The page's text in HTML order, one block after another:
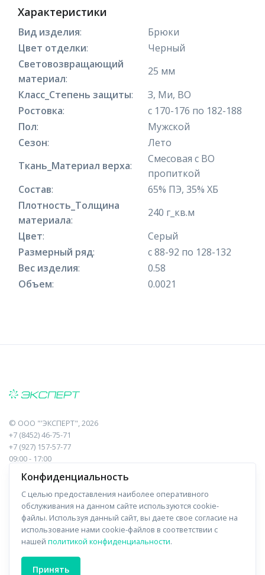
Характеристики
Вид изделия:
Брюки
Цвет отделки:
Черный
Световозвращающий
материал:
25 мм
Класс_Степень защиты:
З, Ми, ВО
Ростовка:
с 170-176 по 182-188
Пол:
Мужской
Сезон:
Лето
Ткань_Материал верха:
Смесовая с ВО
пропиткой
Состав:
65% ПЭ, 35% ХБ
Плотность_Толщина
материала:
240 г_кв.м
Цвет:
Серый
Размерный ряд:
с 88-92 по 128-132
Вес изделия:
0.58
Объем: 0.0021
© ООО "'ЭКСПЕРТ", 2026
+7 (8452) 46-75-71
+7 (927) 157-57-77
09:00 - 17:00
410017, Саратов, Пугачева, 10 к1, оф.23
Навигация
Прайс-лист
Отзывы
Форма связи
Информация
О компании
Доставка
Конфиденциальность
С целью предоставления наиболее оперативного
обслуживания на данном сайте используются cookie-
файлы. Используя данный сайт, вы даете свое согласие на
использование нами cookie-файлов в соответствии с
нашей политикой конфиденциальности.
Принять